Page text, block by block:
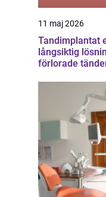
11 maj 2026
Tandimplantat en trygg och
långsiktig
förlorade